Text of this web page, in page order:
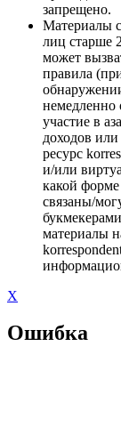
запрещено.
Материалы
лиц старше
может
правила
немедленно
участие в
доходов
ресурс
и/или
какой
связаны/
материалы
X
Ошибка